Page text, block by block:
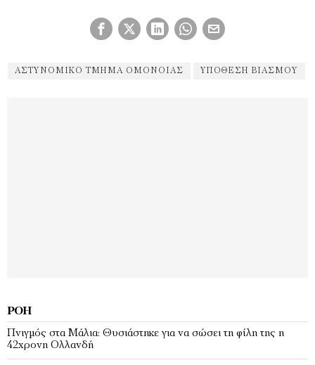
ΑΣΤΥΝΟΜΙΚΌ ΤΜΉΜΑ ΟΜΌΝΟΙΑΣ ΥΠΟΘΕΣΗ ΒΙΑΣΜΟΎ
ΡΟΉ
Πνιγμός στα Μάλια: Θυσιάστηκε για να σώσει τη φίλη της η
42χρονη Ολλανδή